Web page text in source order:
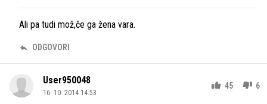
Ali pa tudi mož,če ga žena vara.
ODGOVORI
User950048
16. 10. 2014 14.53
45 6